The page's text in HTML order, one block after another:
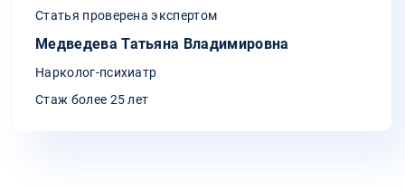
Статья проверена экспертом
Медведева Татьяна Владимировна
Нарколог-психиатр
Стаж более 25 лет